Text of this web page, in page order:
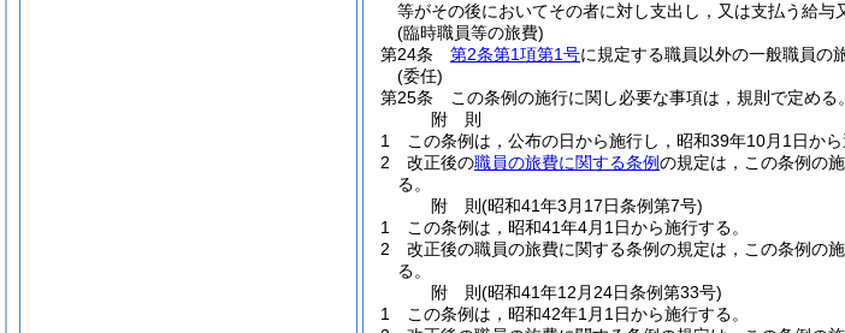
等がその後においてその者に対し支出し，又は支払う給与
(臨時職員等の旅費)
第24条
第2条第1項第1号に規定する職員以外の一般職員の
(委任)
第25条
この条例の施行に関し必要な事項は，規則で定める。
附 則
1
この条例は，公布の日から施行し，昭和39年10月1日から
2
改正後の職員の旅費に関する条例の規定は，この条例の
る。
附 則(昭和41年3月17日条例第7号)
1
この条例は，昭和41年4月1日から施行する。
2
改正後の職員の旅費に関する条例の規定は，この条例の
る。
附 則(昭和41年12月24日条例第33号)
1
この条例は，昭和42年1月1日から施行する。